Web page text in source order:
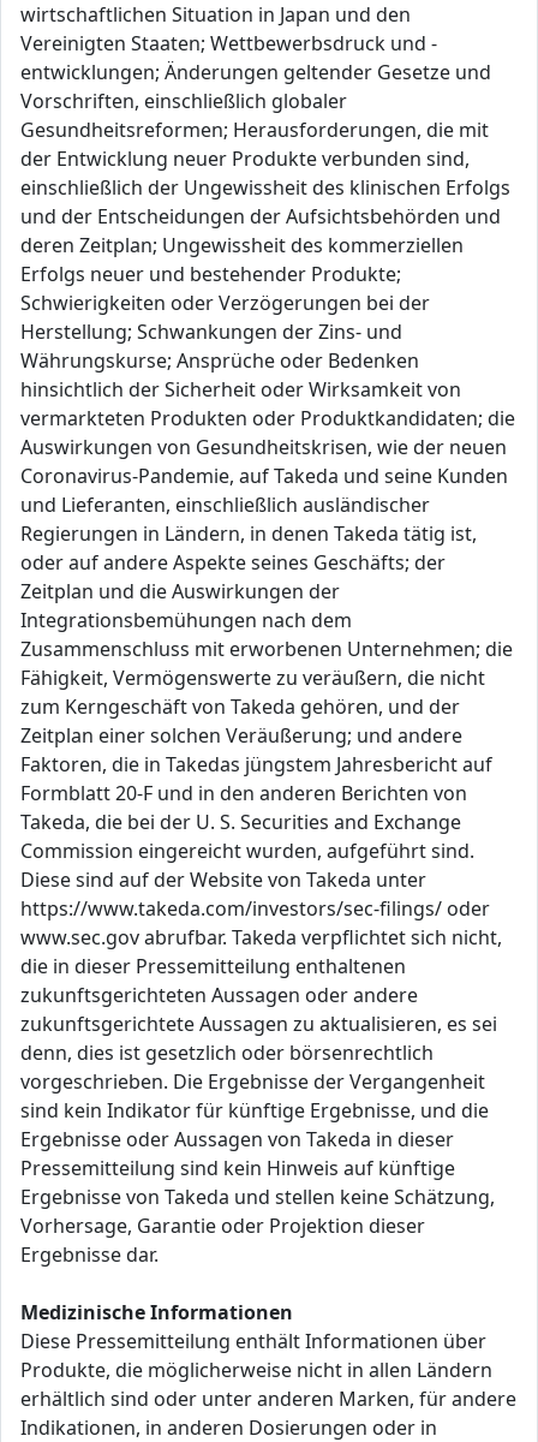
wirtschaftlichen Situation in Japan und den
Vereinigten Staaten; Wettbewerbsdruck und -
entwicklungen; Änderungen geltender Gesetze und
Vorschriften, einschließlich globaler
Gesundheitsreformen; Herausforderungen, die mit
der Entwicklung neuer Produkte verbunden sind,
einschließlich der Ungewissheit des klinischen Erfolgs
und der Entscheidungen der Aufsichtsbehörden und
deren Zeitplan; Ungewissheit des kommerziellen
Erfolgs neuer und bestehender Produkte;
Schwierigkeiten oder Verzögerungen bei der
Herstellung; Schwankungen der Zins- und
Währungskurse; Ansprüche oder Bedenken
hinsichtlich der Sicherheit oder Wirksamkeit von
vermarkteten Produkten oder Produktkandidaten; die
Auswirkungen von Gesundheitskrisen, wie der neuen
Coronavirus-Pandemie, auf Takeda und seine Kunden
und Lieferanten, einschließlich ausländischer
Regierungen in Ländern, in denen Takeda tätig ist,
oder auf andere Aspekte seines Geschäfts; der
Zeitplan und die Auswirkungen der
Integrationsbemühungen nach dem
Zusammenschluss mit erworbenen Unternehmen; die
Fähigkeit, Vermögenswerte zu veräußern, die nicht
zum Kerngeschäft von Takeda gehören, und der
Zeitplan einer solchen Veräußerung; und andere
Faktoren, die in Takedas jüngstem Jahresbericht auf
Formblatt 20-F und in den anderen Berichten von
Takeda, die bei der U. S. Securities and Exchange
Commission eingereicht wurden, aufgeführt sind.
Diese sind auf der Website von Takeda unter
https://www.takeda.com/investors/sec-filings/ oder
www.sec.gov abrufbar. Takeda verpflichtet sich nicht,
die in dieser Pressemitteilung enthaltenen
zukunftsgerichteten Aussagen oder andere
zukunftsgerichtete Aussagen zu aktualisieren, es sei
denn, dies ist gesetzlich oder börsenrechtlich
vorgeschrieben. Die Ergebnisse der Vergangenheit
sind kein Indikator für künftige Ergebnisse, und die
Ergebnisse oder Aussagen von Takeda in dieser
Pressemitteilung sind kein Hinweis auf künftige
Ergebnisse von Takeda und stellen keine Schätzung,
Vorhersage, Garantie oder Projektion dieser
Ergebnisse dar.
Medizinische Informationen
Diese Pressemitteilung enthält Informationen über
Produkte, die möglicherweise nicht in allen Ländern
erhältlich sind oder unter anderen Marken, für andere
Indikationen, in anderen Dosierungen oder in